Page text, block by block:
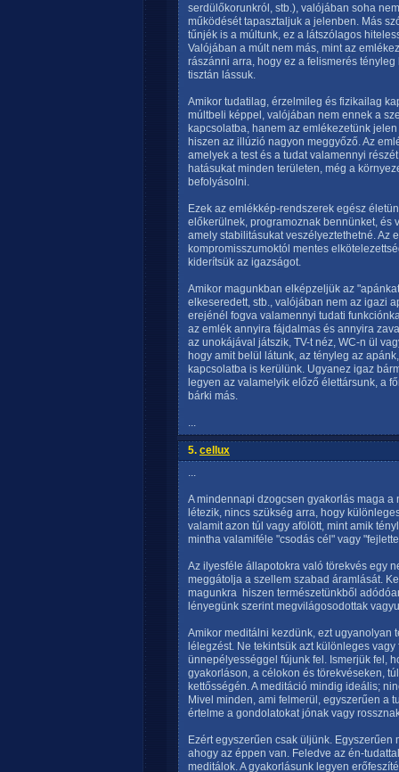
serdülőkorunkról, stb.), valójában soha
működését tapasztaljuk a jelenben. Más
tűnjék is a múltunk, ez a látszólagos
Valójában a múlt nem más, mint az
rászánni arra, hogy ez a felismerés
tisztán lássuk.
Amikor tudatilag, érzelmileg és fizikailag
múltbeli képpel, valójában nem ennek a
kapcsolatba, hanem az emlékezetünk
hiszen az illúzió nagyon meggyőző. Az
amelyek a test és a tudat valamennyi
hatásukat minden területen, még a
befolyásolni.
Ezek az emlékkép-rendszerek egész
előkerülnek, programoznak bennünket, és
amely stabilitásukat veszélyeztethetné. Az
kompromisszumoktól mentes
kiderítsük az igazságot.
Amikor magunkban elképzeljük az
elkeseredett, stb., valójában nem az igazi
erejénél fogva valamennyi tudati
az emlék annyira fájdalmas és annyira
az unokájával játszik, TV-t néz, WC-n ül
hogy amit belül látunk, az tényleg az
kapcsolatba is kerülünk. Ugyanez igaz
legyen az valamelyik előző élettársunk, a
bárki más.
...
5. cellux
...
A mindennapi dzogcsen gyakorlás maga
létezik, nincs szükség arra, hogy
valamit azon túl vagy afölött, mint amik
mintha valamiféle "csodás cél" vagy
Az ilyesféle állapotokra való törekvés egy
meggátolja a szellem szabad áramlását.
magunkra  hiszen természetünkből
lényegünk szerint megvilágosodottak
Amikor meditálni kezdünk, ezt ugyanolyan
lélegzést. Ne tekintsük azt különleges
ünnepélyességgel fújunk fel. Ismerjük fel,
gyakorláson, a célokon és törekvéseken,
kettősségén. A meditáció mindig ideális;
Mivel minden, ami felmerül, egyszerűen a
értelme a gondolatokat jónak vagy
Ezért egyszerűen csak üljünk.
ahogy az éppen van. Feledve az én-
meditálok. A gyakorlásunk legyen